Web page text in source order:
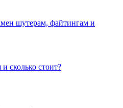
шутерам, файтингам и
сколько стоит?